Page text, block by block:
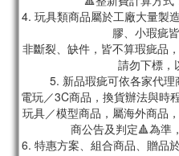
4. 玩具類商品屬於工廠大量製
膠、小瑕疵
非斷裂、缺件，皆不算瑕疵品
請勿下標，
5. 新品瑕疵可依各家代
電玩／3C商品，換貨辦法與時
玩具／模型商品，屬海外商品
商公告及判定🔺為準
6. 特惠方案、組合商品、贈品